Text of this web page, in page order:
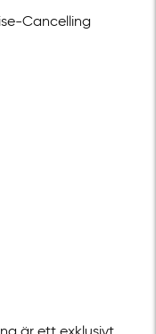
Cancelling